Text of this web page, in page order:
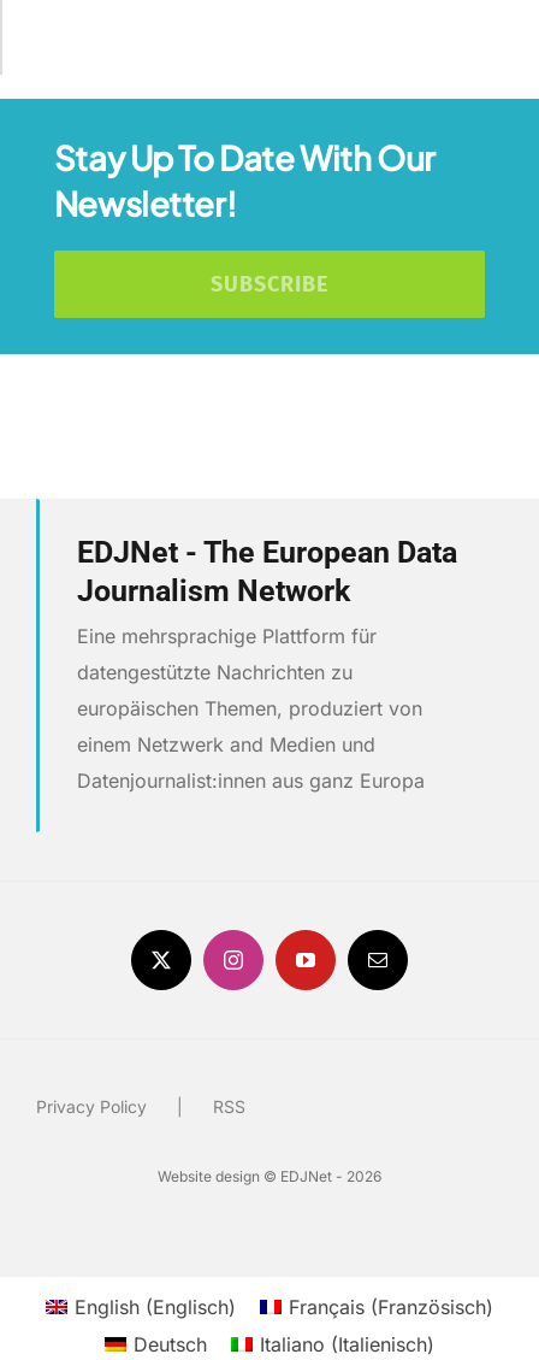
Stay Up To Date With Our
Newsletter!
SUBSCRIBE
EDJNet - The European Data
Journalism Network
Eine mehrsprachige Plattform für
datengestützte Nachrichten zu
europäischen Themen, produziert von
einem Netzwerk and Medien und
Datenjournalist:innen aus ganz Europa
Privacy Policy RSS
Website design © EDJNet - 2026
English (Englisch) Français (Französisch)
Deutsch
Italiano (Italienisch)